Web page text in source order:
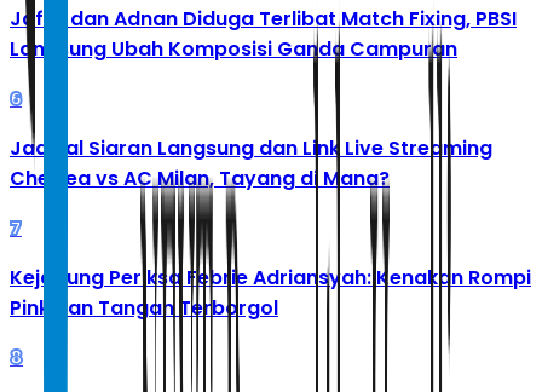
Jafar dan Adnan Diduga Terlibat Match Fixing, PBSI
Langsung Ubah Komposisi Ganda Campuran
6
Jadwal Siaran Langsung dan Link Live Streaming
Chelsea vs AC Milan, Tayang di Mana?
7
Kejagung Periksa Febrie Adriansyah: Kenakan Rompi
Pink dan Tangan Terborgol
8